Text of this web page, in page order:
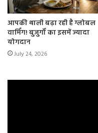
शरीर का गलत पॉइश्चर भी
है। ऐसे में गर्दन और कंधों
चलते समय सही मुद्रा बनाए रखें।
स्क्रीन टाइम सीमित
बहुत ज्यादा स्क्रीन टाइम,
आपकी थाली बढ़ा रही है ग्लोबल
वार्मिंग! बुजुर्गों का इसमें ज्यादा
योगदान
July 24, 2026